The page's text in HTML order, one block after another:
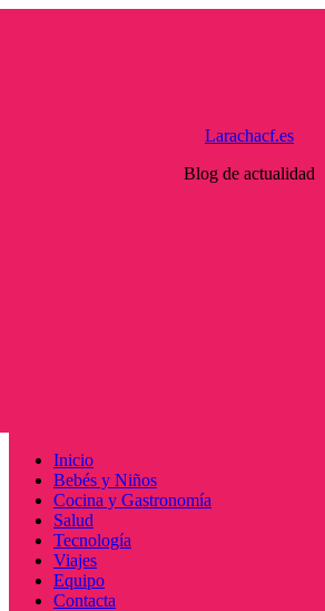
Larachacf.es
Blog de actualidad
Menú
principal
Inicio
Bebés y Niños
Cocina y Gastronomía
Salud
Tecnología
Viajes
Equipo
Contacta